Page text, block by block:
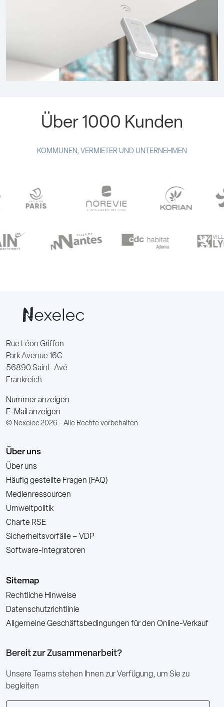
Über 1000 Kunden
KOMMUNEN, VERMIETER UND UNTERNEHMEN
Rue Léon Griffon
Park Avenue 16C
56890 Saint-Avé
Frankreich
Nummer anzeigen
E-Mail anzeigen
© Nexelec 2026 - Alle Rechte vorbehalten
Über uns
Über uns
Häufig gestellte Fragen (FAQ)
Medienressourcen
Umweltpolitik
Charte RSE
Sicherheitsvorfälle – VDP
Software-Integratoren
Sitemap
Rechtliche Hinweise
Datenschutzrichtlinie
Allgemeine Geschäftsbedingungen für den Online-Verkauf
Bereit zur Zusammenarbeit?
Unsere Teams stehen Ihnen zur Verfügung, um Sie zu
begleiten